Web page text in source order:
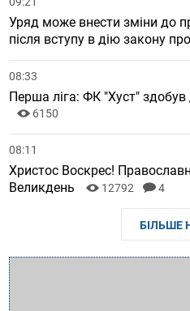
Уряд може внести зміни до
після вступу в дію закону
08:33
Перша ліга: ФК "Хуст"
6150
08:11
Христос Воскрес!
Великдень
12792 4
БІЛЬШЕ